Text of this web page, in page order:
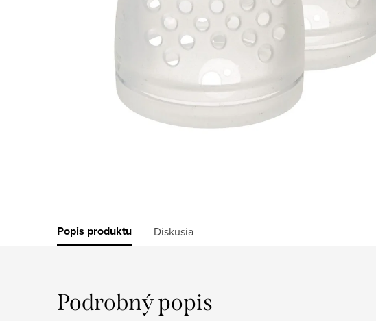
Popis produktu Diskusia
Podrobný popis